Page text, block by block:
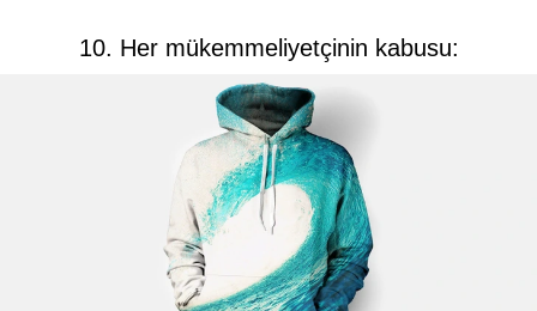
10. Her mükemmeliyetçinin kabusu: